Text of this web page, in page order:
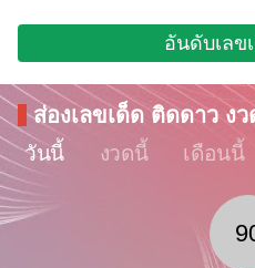
อันดับเลข
ส่องเลขเด็ด ติดดาว ง
วันนี้ งวดนี้ เดือนนี้